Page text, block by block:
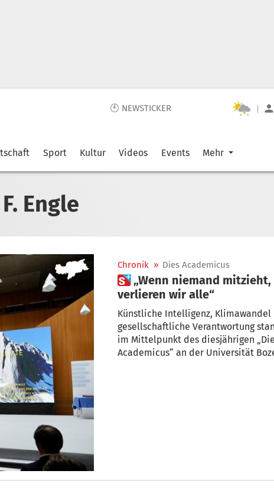
🕙 NEWSTICKER |
Sport Kultur Videos Events Mehr
Engle
Chronik » Dies Academicus
 „Wenn niemand mitzieht,
verlieren wir alle“
Künstliche Intelligenz, Klimawandel
gesellschaftliche Verantwortung
im Mittelpunkt des diesjährigen
Academicus“ an der Universität